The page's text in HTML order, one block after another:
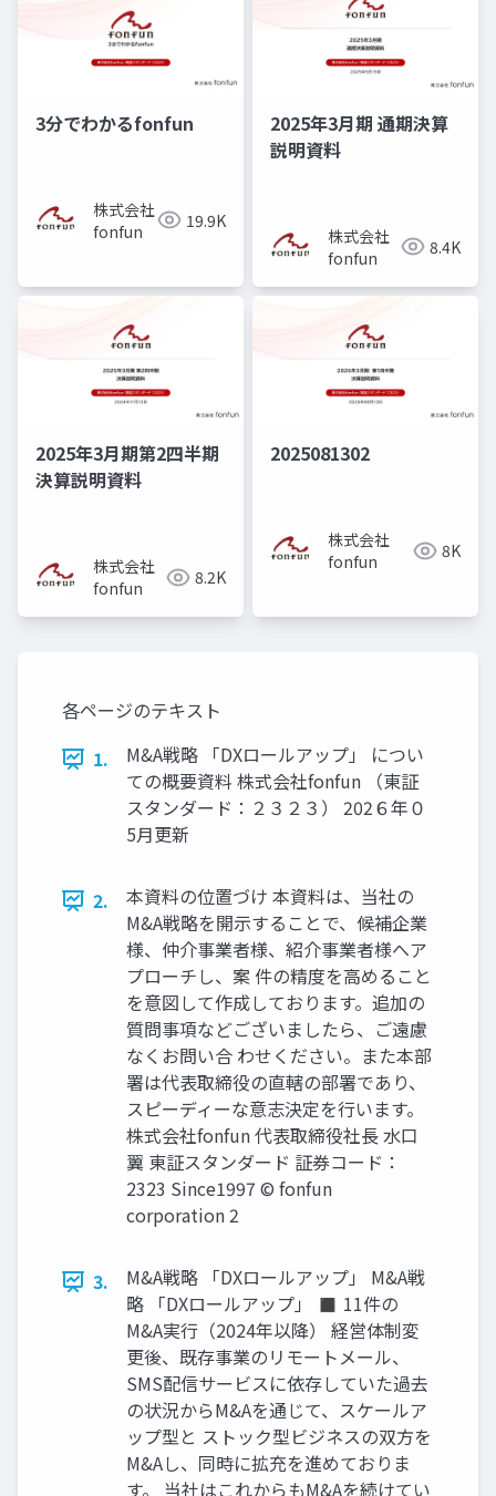
3分でわかるfonfun
株式会社
fonfun
19.9K
2025年3月期 通期決算
説明資料
株式会社
fonfun
8.4K
2025年3月期第2四半期
決算説明資料
株式会社
fonfun
8.2K
2025081302
株式会社
fonfun
8K
各ページのテキスト
1.
M&A戦略 「DXロールアップ」 につい
ての概要資料 株式会社fonfun （東証
スタンダード：２３２３） 202６年０
5月更新
2.
本資料の位置づけ 本資料は、当社の
M&A戦略を開示することで、候補企業
様、仲介事業者様、紹介事業者様へア
プローチし、案 件の精度を高めること
を意図して作成しております。追加の
質問事項などございましたら、ご遠慮
なくお問い合 わせください。また本部
署は代表取締役の直轄の部署であり、
スピーディーな意志決定を行います。
株式会社fonfun 代表取締役社長 水口
翼 東証スタンダード 証券コード：
2323 Since1997 © fonfun
corporation 2
3.
M&A戦略 「DXロールアップ」 M&A戦
略 「DXロールアップ」 ◼ 11件の
M&A実行（2024年以降） 経営体制変
更後、既存事業のリモートメール、
SMS配信サービスに依存していた過去
の状況からM&Aを通じて、スケールア
ップ型と ストック型ビジネスの双方を
M&Aし、同時に拡充を進めておりま
す。 当社はこれからもM&Aを続けてい